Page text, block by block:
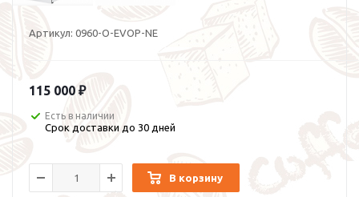
Артикул: 0960-O-EVOP-NE
115 000 ₽
Есть в наличии
Срок доставки до 30 дней
В корзину